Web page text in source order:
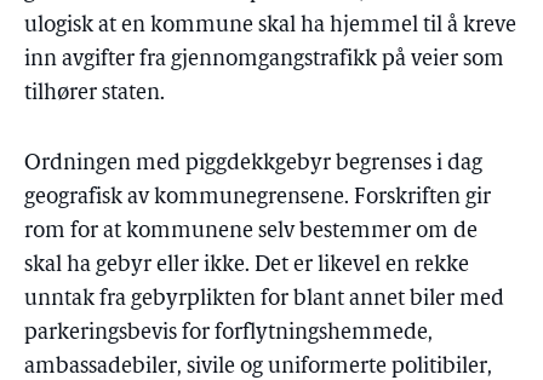
ulogisk at en kommune skal ha hjemmel til å kreve
inn avgifter fra gjennomgangstrafikk på veier som
tilhører staten.
Ordningen med piggdekkgebyr begrenses i dag
geografisk av kommunegrensene. Forskriften gir
rom for at kommunene selv bestemmer om de
skal ha gebyr eller ikke. Det er likevel en rekke
unntak fra gebyrplikten for blant annet biler med
parkeringsbevis for forflytningshemmede,
ambassadebiler, sivile og uniformerte politibiler,